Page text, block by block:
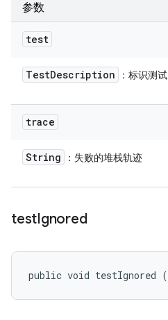
参数
test
TestDescription ：标识测试
trace
String ：失败的堆栈轨迹
testIgnored
public void testIgnored (